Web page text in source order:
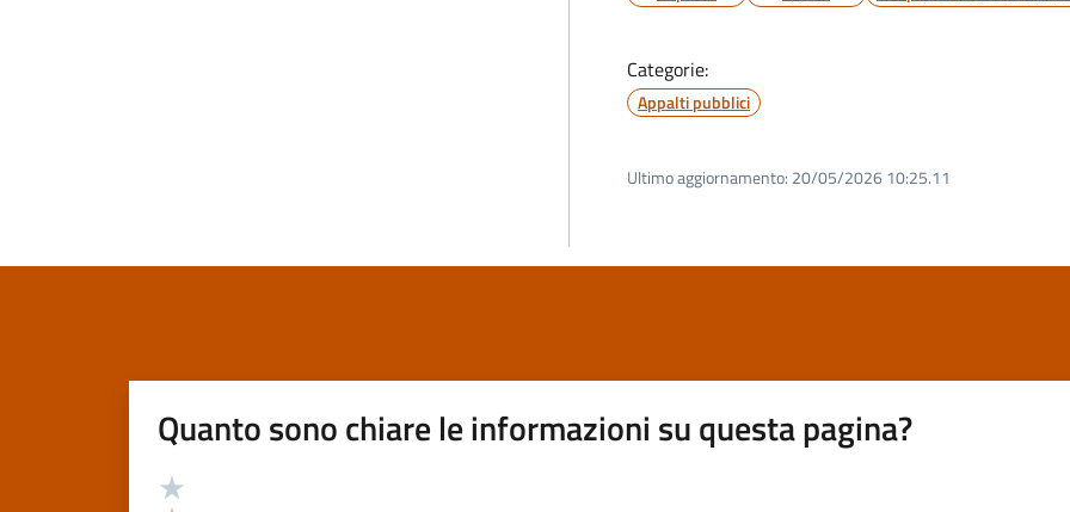
Categorie:
Appalti pubblici
Ultimo aggiornamento: 20/05/2026 10:25.11
Quanto sono chiare le informazioni su questa pagina?
Valutazione